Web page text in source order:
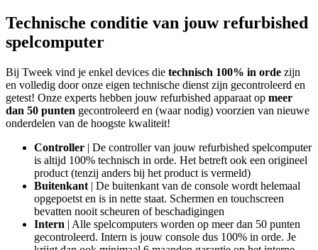
Technische conditie van jouw refurbished
spelcomputer
Bij Tweek vind je enkel devices die technisch 100% in orde zijn
en volledig door onze eigen technische dienst zijn gecontroleerd en
getest! Onze experts hebben jouw refurbished apparaat op meer
dan 50 punten gecontroleerd en (waar nodig) voorzien van nieuwe
onderdelen van de hoogste kwaliteit!
Controller | De controller van jouw refurbished spelcomputer
is altijd 100% technisch in orde. Het betreft ook een origineel
product (tenzij anders bij het product is vermeld)
Buitenkant | De buitenkant van de console wordt helemaal
opgepoetst en is in nette staat. Schermen en touchscreen
bevatten nooit scheuren of beschadigingen
Intern | Alle spelcomputers worden op meer dan 50 punten
gecontroleerd. Intern is jouw console dus 100% in orde. Je